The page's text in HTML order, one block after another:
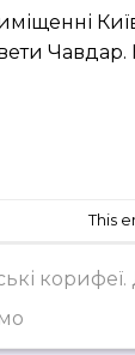
Чавдар.
This